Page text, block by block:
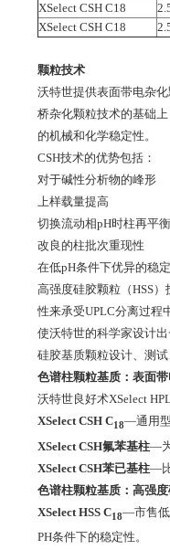
XSelect CSH C18
XSelect CSH C18
颗粒技术
沃特世提供表面带电杂
桥杂化颗粒技术的基础
的机械和化学稳定性。
CSH技术的优势包括：
对于碱性分析物的峰形
上样载量提高
切换流动相pH时柱再平
改良的柱批次重现性
在低pH条件下优异的稳
高强度硅胶颗粒（HSS
性来承受UPLC分离过程
使沃特世的科学家设计
硅胶基质颗粒设计、测
色谱柱颗粒基质：表面
沃特世良好术XSelect
XSelect CSH C18—通用
XSelect CSH氟苯基柱—
XSelect CSH苯已基柱—
色谱柱颗粒基质：高强
XSelect HSS C18—市售低
PH条件下的稳定性。